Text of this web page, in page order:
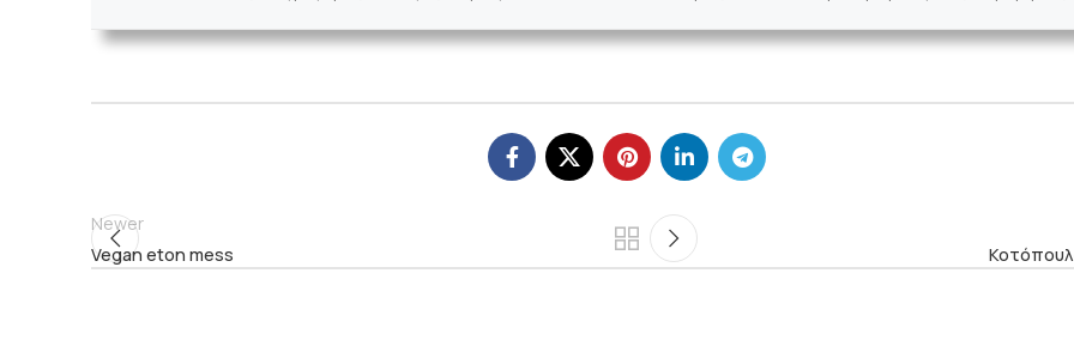
Newer
Vegan eton mess